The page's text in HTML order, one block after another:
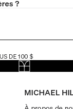
?
DE 100 $
MICHAEL